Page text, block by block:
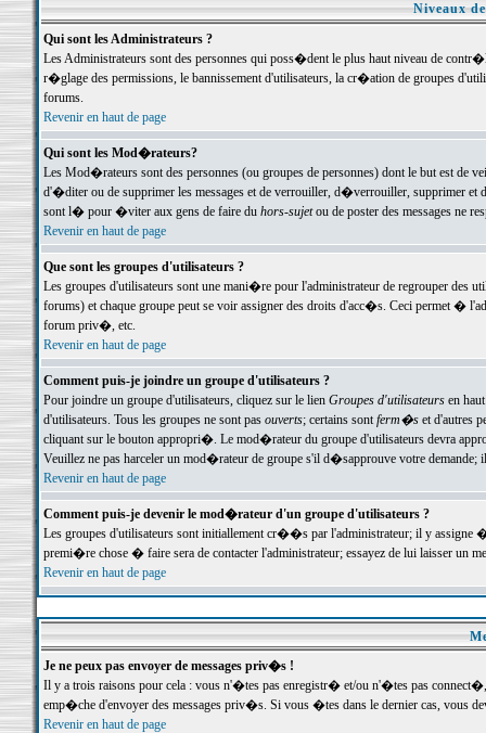
Niveaux
Qui sont les Administrateurs ?
Les Administrateurs sont des personnes qui poss�dent le plus haut niveau de
r�glage des permissions, le bannissement d'utilisateurs, la cr�ation de groupes
forums.
Revenir en haut de page
Qui sont les Mod�rateurs?
Les Mod�rateurs sont des personnes (ou groupes de personnes) dont le but est de
d'�diter ou de supprimer les messages et de verrouiller, d�verrouiller, supprimer
sont l� pour �viter aux gens de faire du hors-sujetou de poster des messages ne
Revenir en haut de page
Que sont les groupes d'utilisateurs ?
Les groupes d'utilisateurs sont une mani�re pour l'administrateur de regrouper des
forums) et chaque groupe peut se voir assigner des droits d'acc�s. Ceci permet
forum priv�, etc.
Revenir en haut de page
Comment puis-je joindre un groupe d'utilisateurs ?
Pour joindre un groupe d'utilisateurs, cliquez sur le lien Groupes d'utilisateursen haut
d'utilisateurs. Tous les groupes ne sont pas ouverts; certains sontferm�set d'autres
cliquant sur le bouton appropri�. Le mod�rateur du groupe d'utilisateurs devra
Veuillez ne pas harceler un mod�rateur de groupe s'il d�sapprouve votre demande;
Revenir en haut de page
Comment puis-je devenir le mod�rateur d'un groupe d'utilisateurs ?
Les groupes d'utilisateurs sont initiallement cr��s par l'administrateur; il y
premi�re chose � faire sera de contacter l'administrateur; essayez de lui laisser un
Revenir en haut de page
Je ne peux pas envoyer de messages priv�s !
Il y a trois raisons pour cela : vous n'�tes pas enregistr� et/ou n'�tes pas
emp�che d'envoyer des messages priv�s. Si vous �tes dans le dernier cas, vous
Revenir en haut de page